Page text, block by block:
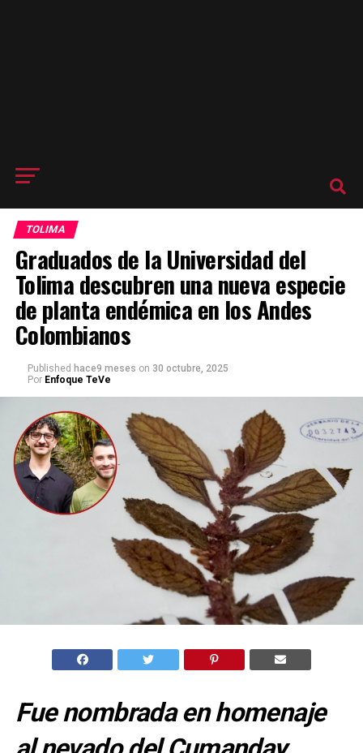
TOLIMA
Graduados de la Universidad del
Tolima descubren una nueva especie
de planta endémica en los Andes
Colombianos
Published hace9 meses on 30 octubre, 2025
Por Enfoque TeVe
Fue nombrada en homenaje